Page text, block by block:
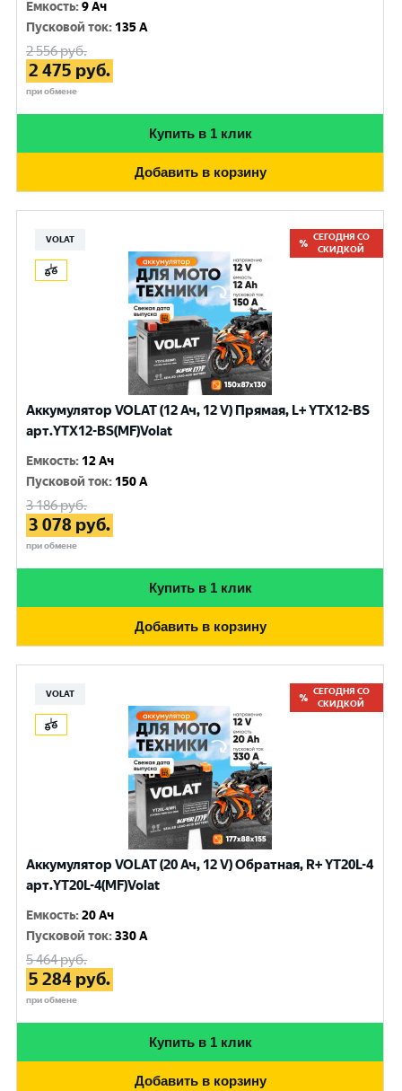
Емкость:9 Ач
Пусковой ток: 135 A
2 556руб.
2 475 руб.
при обмене
Купить в 1 клик
Добавить в корзину
VOLAT
СЕГОДНЯ СО
СКИДКОЙ
Аккумулятор VOLAT (12 Ач, 12 V) Прямая, L+ YTX12-BS
арт.YTX12-BS(MF)Volat
Емкость: 12 Ач
Пусковой ток: 150 A
3 186руб.
3 078 руб.
при обмене
Купить в 1 клик
Добавить в корзину
VOLAT
СЕГОДНЯ СО
СКИДКОЙ
Аккумулятор VOLAT (20 Ач, 12 V) Обратная, R+ YT20L-4
арт.YT20L-4(MF)Volat
Емкость:20 Ач
Пусковой ток:330 A
5 464руб.
5 284 руб.
при обмене
Купить в 1 клик
Добавить в корзину